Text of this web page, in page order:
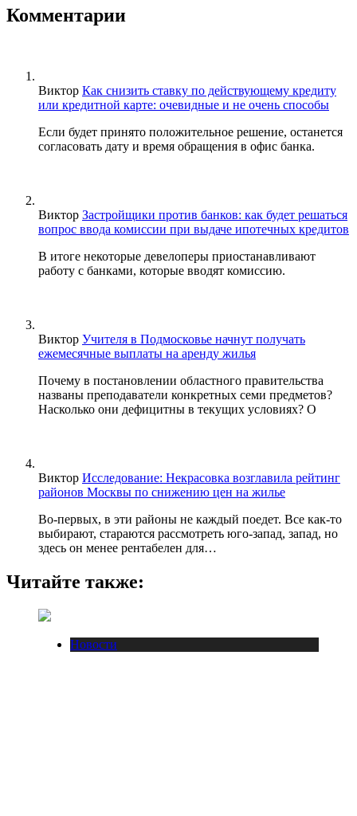
Комментарии
Виктор Как снизить ставку по действующему кредиту
или кредитной карте: очевидные и не очень способы
Если будет принято положительное решение, останется
согласовать дату и время обращения в офис банка.
Виктор Застройщики против банков: как будет решаться
вопрос ввода комиссии при выдаче ипотечных кредитов
В итоге некоторые девелоперы приостанавливают
работу с банками, которые вводят комиссию.
Виктор Учителя в Подмосковье начнут получать
ежемесячные выплаты на аренду жилья
Почему в постановлении областного правительства
названы преподаватели конкретных семи предметов?
Насколько они дефицитны в текущих условиях? О
Виктор Исследование: Некрасовка возглавила рейтинг
районов Москвы по снижению цен на жилье
Во-первых, в эти районы не каждый поедет. Все как-то
выбирают, стараются рассмотреть юго-запад, запад, но
здесь он менее рентабелен для…
Читайте также:
Новости